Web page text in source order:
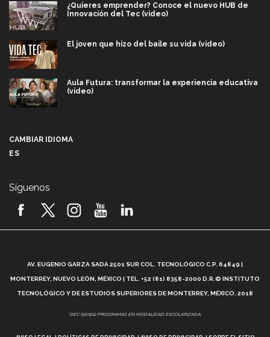
¿Quieres emprender? Conoce el nuevo HUB de
Innovación del Tec (video)
El joven que hizo del baile su vida (video)
Aula Futura: transformar la experiencia educativa
(video)
2026! (video)
¿Cómo es el Modelo Educativo Tec? (video)
Vida Tec: Feminismo e Inteligencia Artificial, Paola
CAMBIAR IDIOMA
ES
Síguenos
AV. EUGENIO GARZA SADA 2501 SUR COL. TECNOLÓGICO C.P. 64849 |
MONTERREY, NUEVO LEÓN, MÉXICO | TEL. +52 (81) 8358-2000 D.R.© INSTITUTO
TECNOLÓGICO Y DE ESTUDIOS SUPERIORES DE MONTERREY, MÉXICO. 2018
*DEC-520912 PROGRAMAS EN MODALIDAD ESCOLARIZADA.